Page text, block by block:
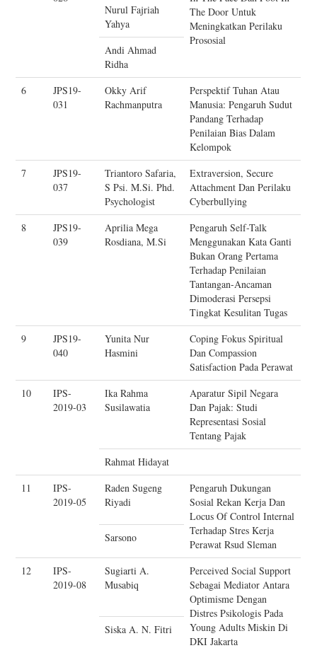
The Door Untuk
Meningkatkan Perilaku
Prososial
Nurul Fajriah
Yahya
Andi Ahmad
Ridha
6
JPS19-
031
Okky Arif
Rachmanputra
Perspektif Tuhan Atau
Manusia: Pengaruh Sudut
Pandang Terhadap
Penilaian Bias Dalam
Kelompok
7
JPS19-
037
Triantoro Safaria,
S Psi. M.Si. Phd.
Psychologist
Extraversion, Secure
Attachment Dan Perilaku
Cyberbullying
8
JPS19-
039
Aprilia Mega
Rosdiana, M.Si
Pengaruh Self-Talk
Menggunakan Kata Ganti
Bukan Orang Pertama
Terhadap Penilaian
Tantangan-Ancaman
Dimoderasi Persepsi
Tingkat Kesulitan Tugas
9
JPS19-
040
Yunita Nur
Hasmini
Coping Fokus Spiritual
Dan Compassion
Satisfaction Pada Perawat
10
IPS-
2019-03
Ika Rahma
Susilawatia
Aparatur Sipil Negara
Dan Pajak: Studi
Representasi Sosial
Tentang Pajak
Rahmat Hidayat
11
IPS-
2019-05
Raden Sugeng
Riyadi
Pengaruh Dukungan
Sosial Rekan Kerja Dan
Locus Of Control Internal
Terhadap Stres Kerja
Perawat Rsud Sleman
Sarsono
12
IPS-
2019-08
Sugiarti A.
Musabiq
Perceived Social Support
Sebagai Mediator Antara
Optimisme Dengan
Distres Psikologis Pada
Young Adults Miskin Di
DKI Jakarta
Siska A. N. Fitri